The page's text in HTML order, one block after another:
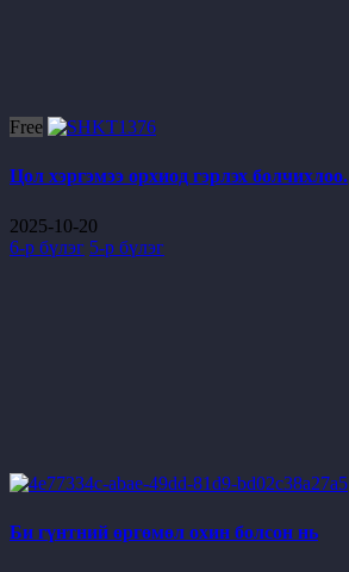
Free
Цол хэргэмээ орхиод гэрлэх болчихлоо.
2025-10-20
6-р бүлэг 5-р бүлэг
Би гүнтний өргөмөл охин болсон нь